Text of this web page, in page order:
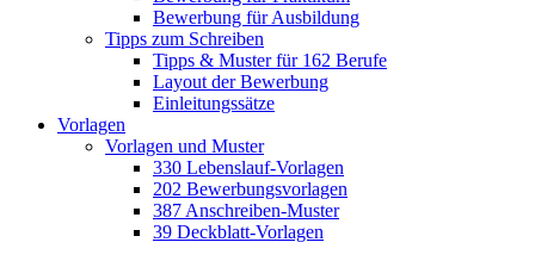
Bewerbung für Ausbildung
Tipps zum Schreiben
Tipps & Muster für 162 Berufe
Layout der Bewerbung
Einleitungssätze
Vorlagen
Vorlagen und Muster
330 Lebenslauf-Vorlagen
202 Bewerbungsvorlagen
387 Anschreiben-Muster
39 Deckblatt-Vorlagen